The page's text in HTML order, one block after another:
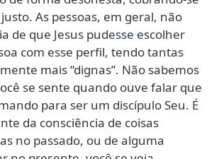
As pessoas, em geral, não
de que Jesus pudesse escolher
com esse perfil, tendo tantas
mais “dignas”. Não sabemos
se sente quando ouve falar que
para ser um discípulo Seu. É
da consciência de coisas
no passado, ou de alguma